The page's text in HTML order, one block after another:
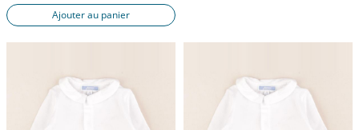
Ajouter au panier